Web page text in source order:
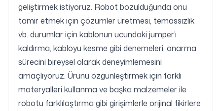
geliştirmek istiyoruz. Robot bozulduğunda onu
tamir etmek için çözümler üretmesi, temassızlık
vb. durumlar için kablonun ucundaki jumper’ı
kaldırma, kabloyu kesme gibi denemeleri, onarma
sürecini bireysel olarak deneyimlemesini
amaçlıyoruz. Ürünü özgünleştirmek için farklı
materyalleri kullanma ve başka malzemeler ile
robotu farklılaştırma gibi girişimlerle orijinal fikirlere